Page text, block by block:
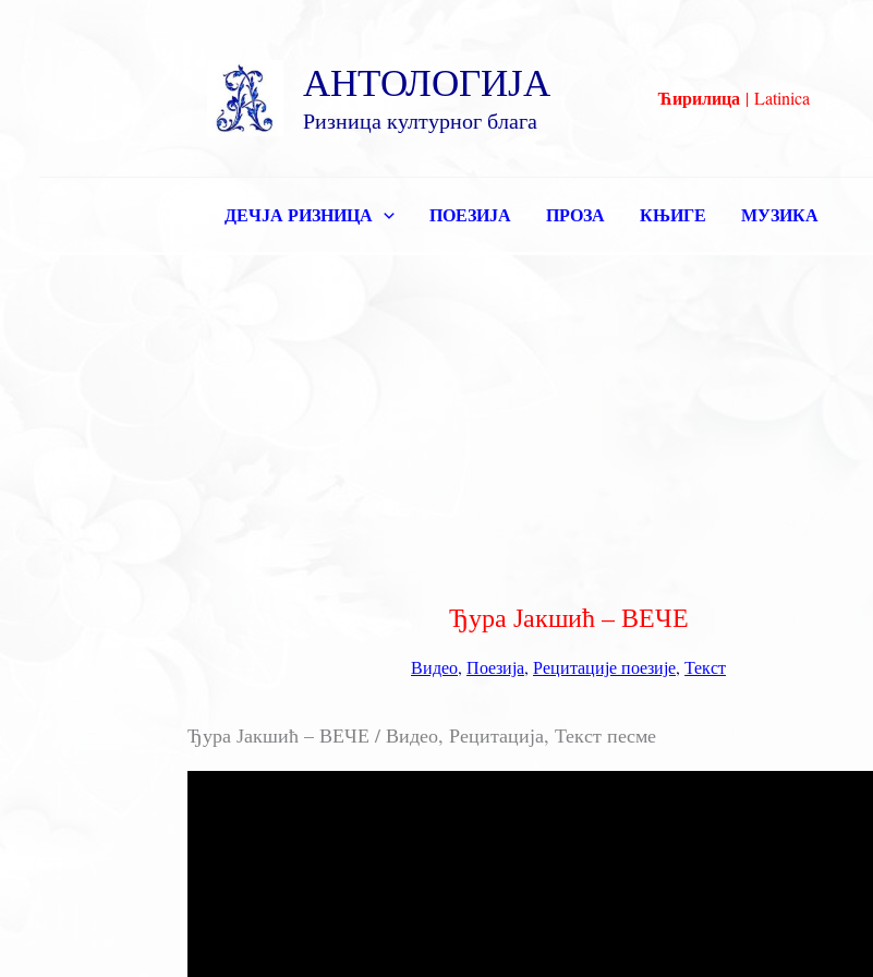
АНТОЛОГИЈА
Ризница културног блага
Ћирилица | Latinica
ДЕЧЈА РИЗНИЦА ПОЕЗИЈА ПРОЗА КЊИГЕ МУЗИКА
Ђура Јакшић – ВЕЧЕ
Видео, Поезија, Рецитације поезије, Текст
Ђура Јакшић – ВЕЧЕ / Видео, Рецитација, Текст песме